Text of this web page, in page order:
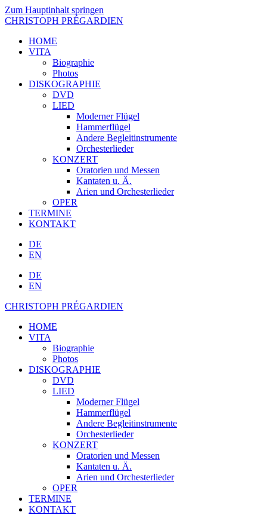
Zum Hauptinhalt springen
CHRISTOPH PRÉGARDIEN
HOME
VITA
Biographie
Photos
DISKOGRAPHIE
DVD
LIED
Moderner Flügel
Hammerflügel
Andere Begleitinstrumente
Orchesterlieder
KONZERT
Oratorien und Messen
Kantaten u. Ä.
Arien und Orchesterlieder
OPER
TERMINE
KONTAKT
DE
EN
DE
EN
CHRISTOPH PRÉGARDIEN
HOME
VITA
Biographie
Photos
DISKOGRAPHIE
DVD
LIED
Moderner Flügel
Hammerflügel
Andere Begleitinstrumente
Orchesterlieder
KONZERT
Oratorien und Messen
Kantaten u. Ä.
Arien und Orchesterlieder
OPER
TERMINE
KONTAKT